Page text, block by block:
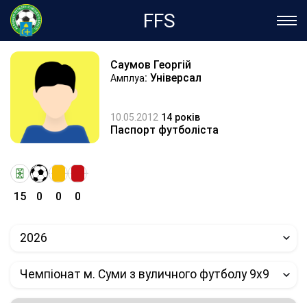
FFS
Саумов Георгій
Амплуа: Універсал
10.05.2012 14 років
Паспорт футболіста
15 0 0 0
2026
Чемпіонат м. Суми з вуличного футболу 9х9